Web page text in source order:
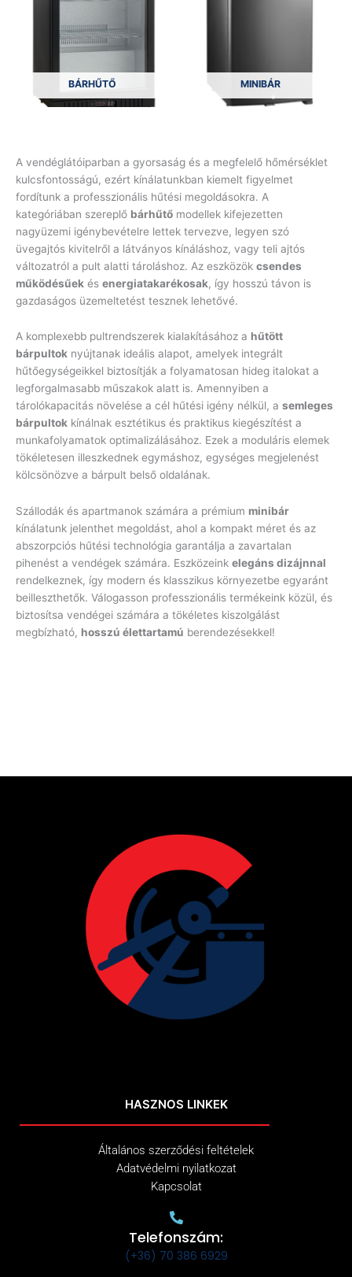
BÁRHŰTŐ MINIBÁR
A vendéglátóiparban a gyorsaság és a megfelelő hőmérséklet
kulcsfontosságú, ezért kínálatunkban kiemelt figyelmet
fordítunk a professzionális hűtési megoldásokra. A
kategóriában szereplő bárhűtő modellek kifejezetten
nagyüzemi igénybevételre lettek tervezve, legyen szó
üvegajtós kivitelről a látványos kínáláshoz, vagy teli ajtós
változatról a pult alatti tároláshoz. Az eszközök csendes
működésűek és energiatakarékosak, így hosszú távon is
gazdaságos üzemeltetést tesznek lehetővé.
A komplexebb pultrendszerek kialakításához a hűtött
bárpultok nyújtanak ideális alapot, amelyek integrált
hűtőegységeikkel biztosítják a folyamatosan hideg italokat a
legforgalmasabb műszakok alatt is. Amennyiben a
tárolókapacitás növelése a cél hűtési igény nélkül, a semleges
bárpultok kínálnak esztétikus és praktikus kiegészítést a
munkafolyamatok optimalizálásához. Ezek a moduláris elemek
tökéletesen illeszkednek egymáshoz, egységes megjelenést
kölcsönözve a bárpult belső oldalának.
Szállodák és apartmanok számára a prémium minibár
kínálatunk jelenthet megoldást, ahol a kompakt méret és az
abszorpciós hűtési technológia garantálja a zavartalan
pihenést a vendégek számára. Eszközeink elegáns dizájnnal
rendelkeznek, így modern és klasszikus környezetbe egyaránt
beilleszthetők. Válogasson professzionális termékeink közül, és
biztosítsa vendégei számára a tökéletes kiszolgálást
megbízható, hosszú élettartamú berendezésekkel!
HASZNOS LINKEK
Általános szerződési feltételek
Adatvédelmi nyilatkozat
Kapcsolat
Telefonszám:
(+36) 70 386 6929